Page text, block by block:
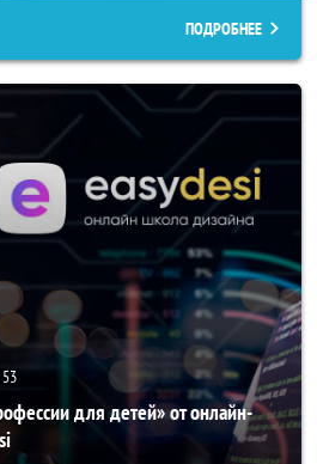
ПОДРОБНЕЕ
53
для детей» от онлайн-